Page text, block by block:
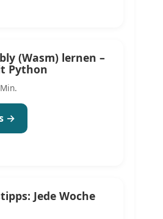
(Wasm) lernen –
Python
→
Jede Woche